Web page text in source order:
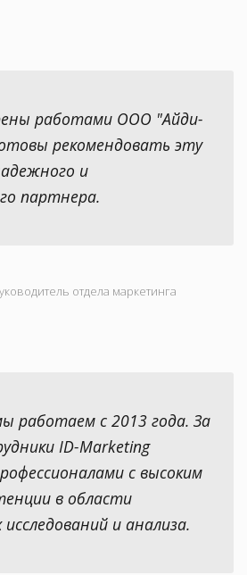
работами ООО "Айди-
рекомендовать эту
и
партнера.
отдела маркетинга
работаем с 2013 года. За
ID-Marketing
с высоким
в области
и анализа.